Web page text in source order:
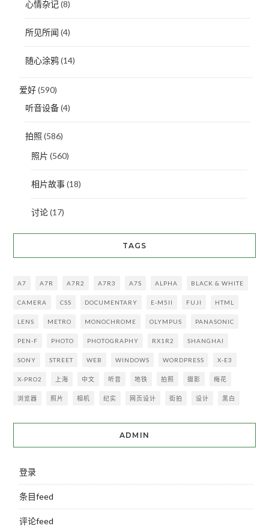
心情杂记(8)
所见所闻 (4)
随心涂鸦(14)
爱好(590)
听音设备(4)
拍照 (586)
照片 (560)
相片故事(18)
讨论(17)
TAGS
A7 A7R A7R2 A7R3 A7S ALPHA BLACK & WHITE
CAMERA CSS DOCUMENTARY E-M5II FUJI HTML
LENS METRO MONOCHROME OLYMPUS PANASONIC
PEN-F PHOTO PHOTOGRAPHY RX1R2 SHANGHAI
SONY STREET WEB WINDOWS WORDPRESS X-E3
X-PRO2 上海 中文 听音 地铁 拍照 摄影 梅花
浏览器 照片 相机 纪实 网页设计 街拍 设计 黑白
ADMIN
登录
条目feed
评论feed